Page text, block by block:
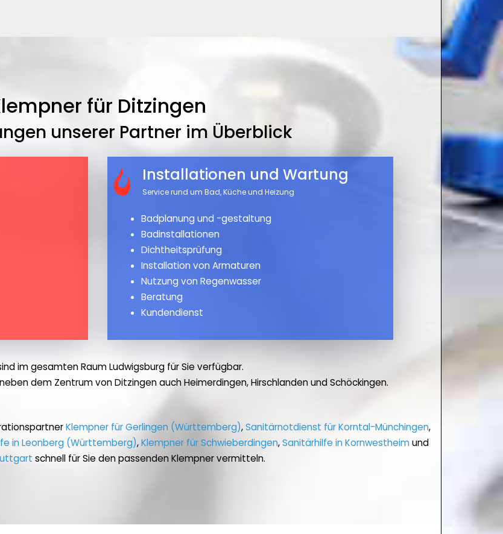
für Ditzingen
unserer Partner im Überblick
Installationen und Wartung
Service rund um Bad, Küche und Heizung
Badplanung und -gestaltung
Badinstallationen
Dichtheitsprüfung
Installation von Armaturen
Nutzung von Regenwasser
Beratung
Kundendienst
im gesamten Raum Ludwigsburg für Sie verfügbar.
dem Zentrum von Ditzingen auch Heimerdingen, Hirschlanden und Schöckingen.
Klempner für Gerlingen (Württemberg),Sanitärnotdienst für Korntal-Münchingen,
in Leonberg (Württemberg),Klempner für Schwieberdingen,Sanitärhilfe in Kornwestheimund
schnell für Sie den passenden Klempner vermitteln.